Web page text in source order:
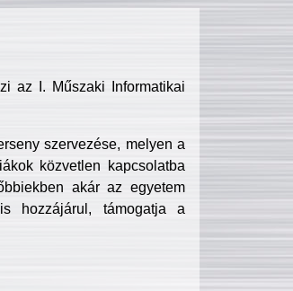
az I. Műszaki Informatikai
szervezése, melyen a
közvetlen kapcsolatba
akár az egyetem
hozzájárul, támogatja a